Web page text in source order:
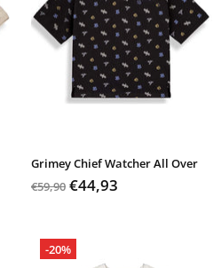
Grimey Chief Watcher All Over
€59,90 €44,93
-20%